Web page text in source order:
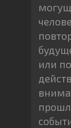
или